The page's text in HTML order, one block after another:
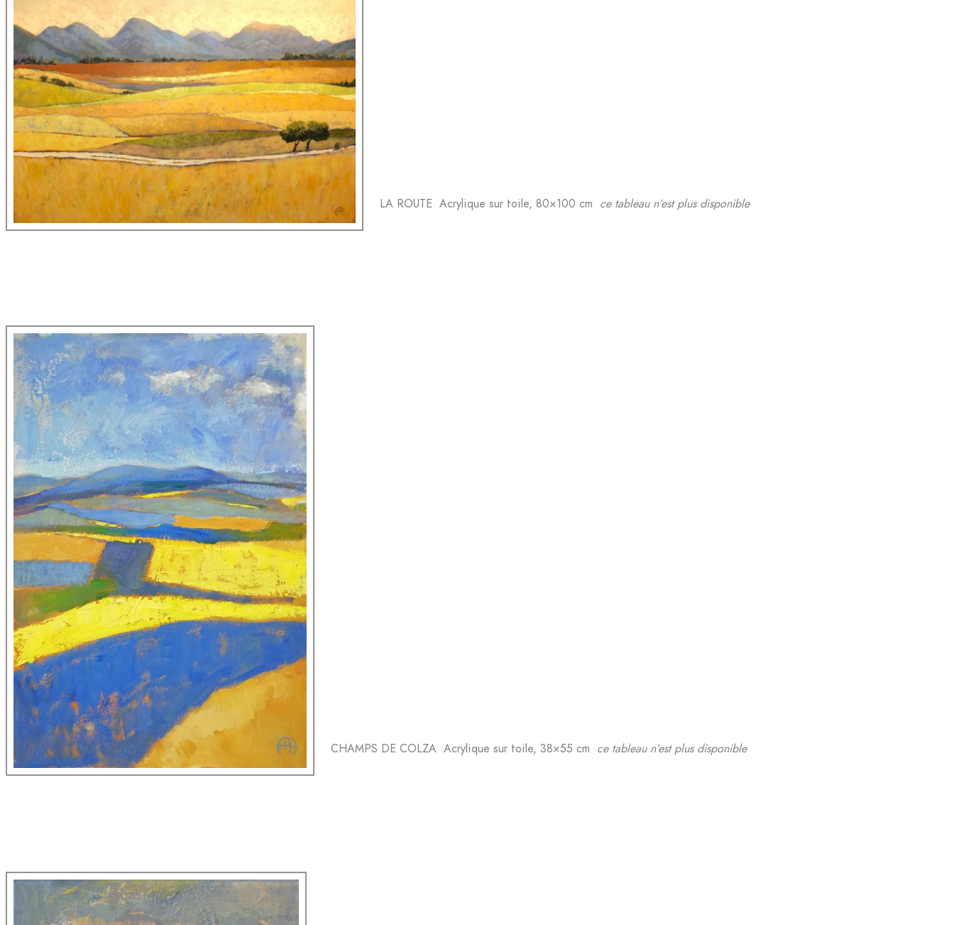
LA ROUTE Acrylique sur toile, 80×100 cm ce tableau n’est plus disponible
CHAMPS DE COLZA Acrylique sur toile, 38×55 cm ce tableau n’est plus disponible